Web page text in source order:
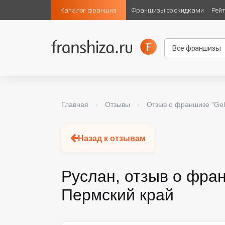
Каталог франшиз Франшизы со скидками
Главная › Отзывы › Отзыв о франшизе
Назад к отзывам
Руслан, отзыв о
Пермский край